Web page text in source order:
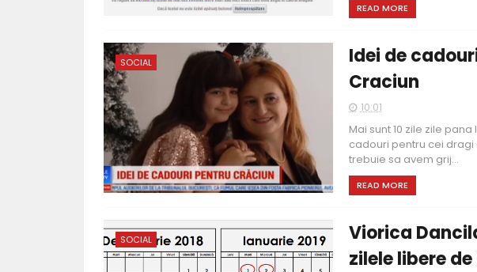
READ MORE
SOCIAL
Idei de
Craciun
10:01
Mai sunt 10 zile zile
cadouri pentru cei
trebuie sa avem grij...
READ MORE
SOCIAL
Viorica
zilele libere